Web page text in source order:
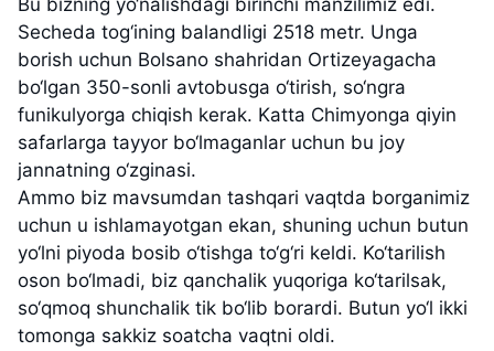
Secheda tog‘ining balandligi 2518 metr. Unga
borish uchun Bolsano shahridan Ortizeyagacha
bo‘lgan 350-sonli avtobusga o‘tirish, so‘ngra
funikulyorga chiqish kerak. Katta Chimyonga qiyin
safarlarga tayyor bo‘lmaganlar uchun bu joy
jannatning o‘zginasi.
Ammo biz mavsumdan tashqari vaqtda borganimiz
uchun u ishlamayotgan ekan, shuning uchun butun
yo‘lni piyoda bosib o‘tishga to‘g‘ri keldi. Ko‘tarilish
oson bo‘lmadi, biz qanchalik yuqoriga ko‘tarilsak,
so‘qmoq shunchalik tik bo‘lib borardi. Butun yo‘l ikki
tomonga sakkiz soatcha vaqtni oldi.